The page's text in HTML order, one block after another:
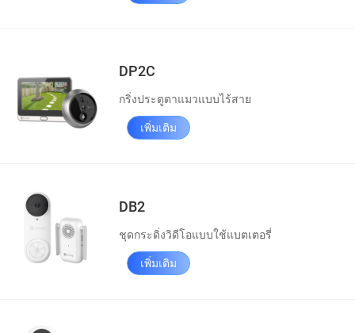
DP2C
กริ่งประตูตาแมวแบบไร้สาย
เพิ่มเติม
DB2
ชุดกระดิ่งวิดีโอแบบใช้แบตเตอรี่
เพิ่มเติม